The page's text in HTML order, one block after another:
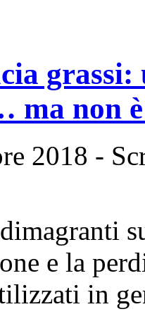
grassi:
ma non
2018 -
e la
in